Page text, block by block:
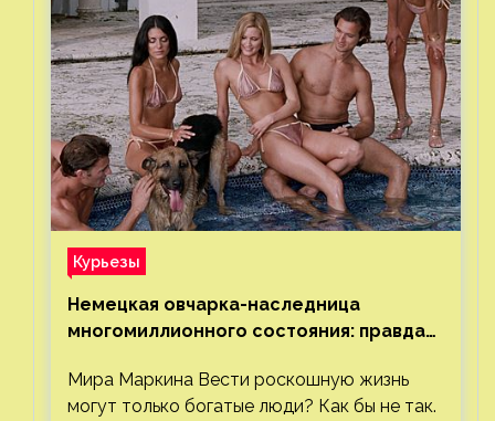
Курьезы
Немецкая овчарка-наследница
многомиллионного состояния: правда
Мира Маркина Вести роскошную жизнь
могут только богатые люди? Как бы не так.